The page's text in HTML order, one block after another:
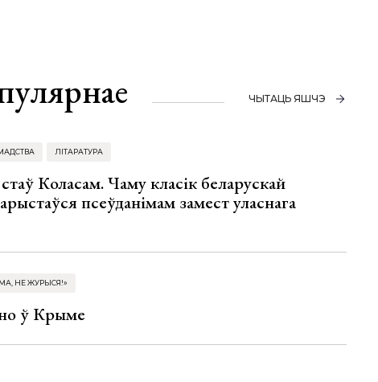
ЧЫТАЦЬ ЯШЧЭ
ЛІТАРАТУРА
Коласам. Чаму класік беларускай
псеўданімам замест уласнага
НЕ ЖУРЫСЯ!»
ў Крыме